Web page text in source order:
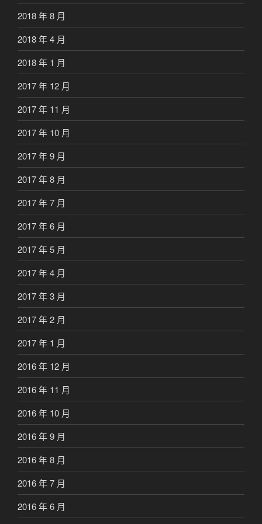
2018 年 8 月
2018 年 4 月
2018 年 1 月
2017 年 12 月
2017 年 11 月
2017 年 10 月
2017 年 9 月
2017 年 8 月
2017 年 7 月
2017 年 6 月
2017 年 5 月
2017 年 4 月
2017 年 3 月
2017 年 2 月
2017 年 1 月
2016 年 12 月
2016 年 11 月
2016 年 10 月
2016 年 9 月
2016 年 8 月
2016 年 7 月
2016 年 6 月